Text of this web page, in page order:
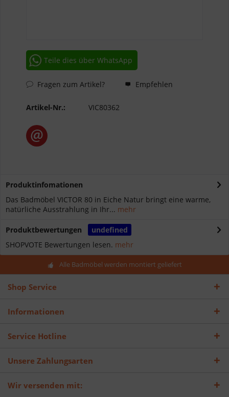
Teile dies über WhatsApp
Fragen zum Artikel? Empfehlen
Artikel-Nr.: VIC80362
Produktinfomationen
Das Badmöbel VICTOR 80 in Eiche Natur bringt eine warme,
natürliche Ausstrahlung in Ihr... mehr
Produktbewertungen
undefined
SHOPVOTE Bewertungen lesen. mehr
Alle Badmöbel werden montiert geliefert
Shop Service
Informationen
Service Hotline
Unsere Zahlungsarten
Wir versenden mit: